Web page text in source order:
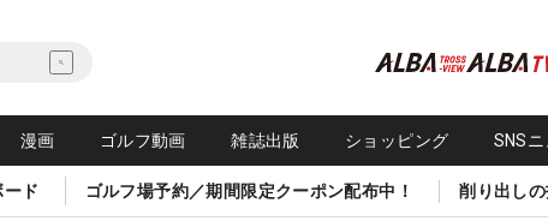
漫画 ゴルフ動画 雑誌出版 ショッピング SNS
ド ゴルフ場予約／期間限定クーポン配布中！ 削り出し